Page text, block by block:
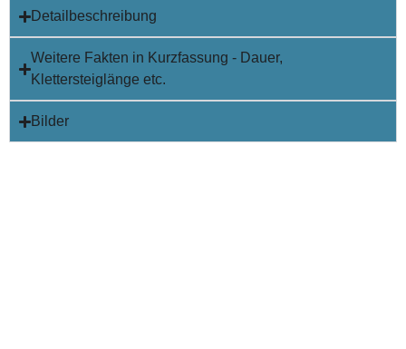
Detailbeschreibung
Weitere Fakten in Kurzfassung - Dauer,
Klettersteiglänge etc.
Bilder